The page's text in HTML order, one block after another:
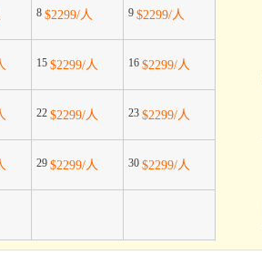
8 $2299/人 9 $2299/人
15 $2299/人 16 $2299/人
22 $2299/人 23 $2299/人
29 $2299/人 30 $2299/人